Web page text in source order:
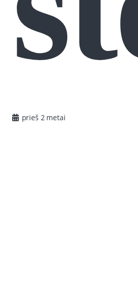
prieš 2 metai